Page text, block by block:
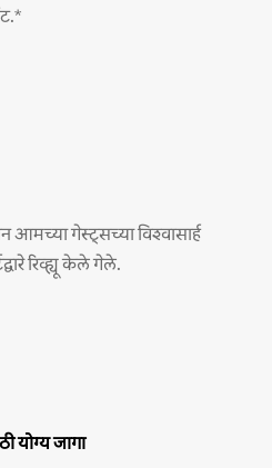
आमच्या गेस्ट्सच्या विश्वासार्ह
रिव्ह्यू केले गेले.
योग्य जागा